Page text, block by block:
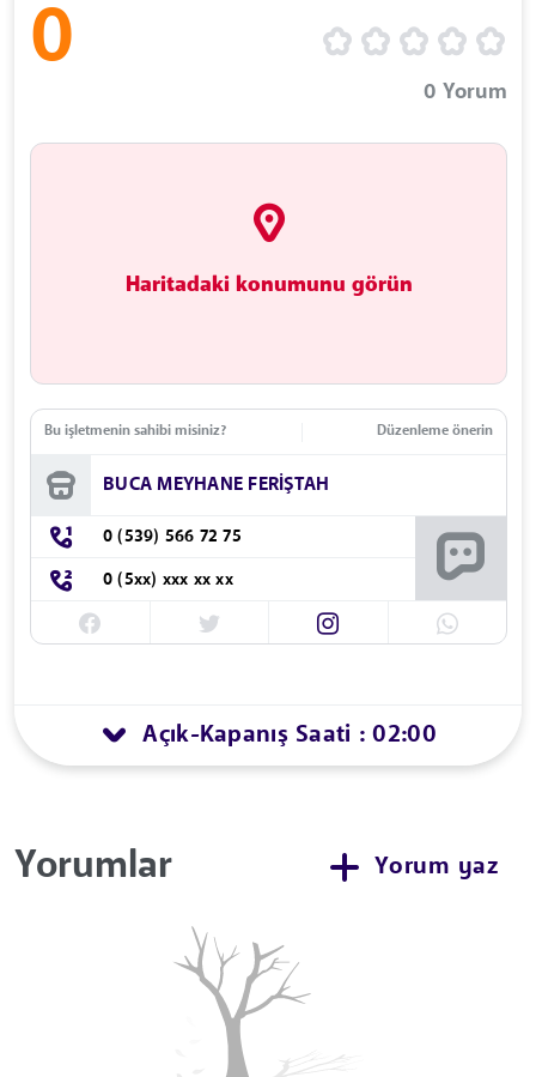
0
0 Yorum
Haritadaki konumunu görün
Bu işletmenin sahibi misiniz? Düzenleme önerin
BUCA MEYHANE FERİŞTAH
0 (539) 566 72 75
0 (5xx) xxx xx xx
Açık-Kapanış Saati : 02:00
Yorumlar Yorum yaz